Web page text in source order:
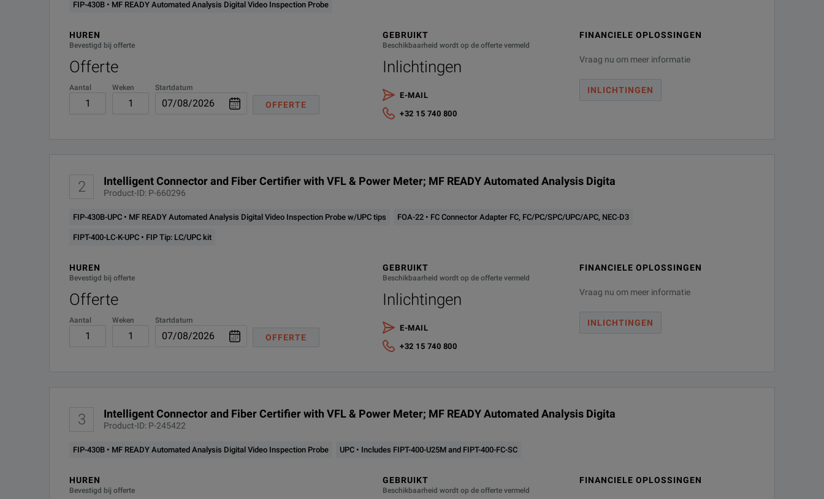
FLS-600-12D-23BL 850/1300 nm LED source (62.5/125 µm) and 1310/1550 nm laser source (9/125 µm)
Includes FIPT-400-U25M and FIPT-400-FC-SC
FIP-430B • MF READY Automated Analysis Digital Video Inspection Probe
HUREN
Bevestigd bij offerte
Offerte
Aantal Weken Startdatum
OFFERTE
GEBRUIKT
Beschikbaarheid wordt op de offerte vermeld
Inlichtingen
E-MAIL
+32 15 740 800
FINANCIELE OPLOSSINGEN
Vraag nu om meer informatie
INLICHTINGEN
2 Intelligent Connector and Fiber Certifier with VFL & Power Meter; MF READY Automated Analysis Digita
Product-ID: P-660296
FIP-430B-UPC • MF READY Automated Analysis Digital Video Inspection Probe w/UPC tips FOA-22 • FC Connector Adapter FC, FC/PC/SPC/UPC/APC, NEC-D3
FIPT-400-LC-K-UPC • FIP Tip: LC/UPC kit
HUREN
Bevestigd bij offerte
Offerte
Aantal Weken Startdatum
OFFERTE
GEBRUIKT
Beschikbaarheid wordt op de offerte vermeld
Inlichtingen
E-MAIL
+32 15 740 800
FINANCIELE OPLOSSINGEN
Vraag nu om meer informatie
INLICHTINGEN
3 Intelligent Connector and Fiber Certifier with VFL & Power Meter; MF READY Automated Analysis Digita
Product-ID: P-245422
FIP-430B • MF READY Automated Analysis Digital Video Inspection Probe UPC • Includes FIPT-400-U25M and FIPT-400-FC-SC
HUREN
Bevestigd bij offerte
GEBRUIKT
Beschikbaarheid wordt op de offerte vermeld
FINANCIELE OPLOSSINGEN